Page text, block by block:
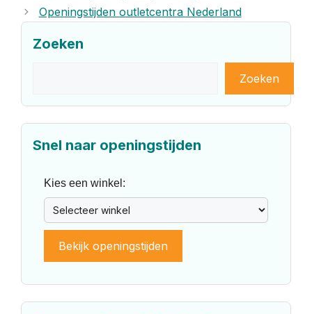
Openingstijden outletcentra Nederland
Zoeken
Zoeken
Snel naar openingstijden
Kies een winkel:
Bekijk openingstijden